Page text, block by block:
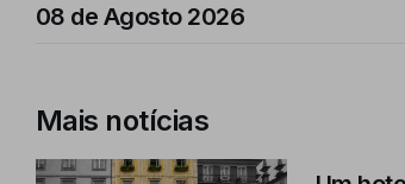
08 de Agosto 2026
Mais notícias